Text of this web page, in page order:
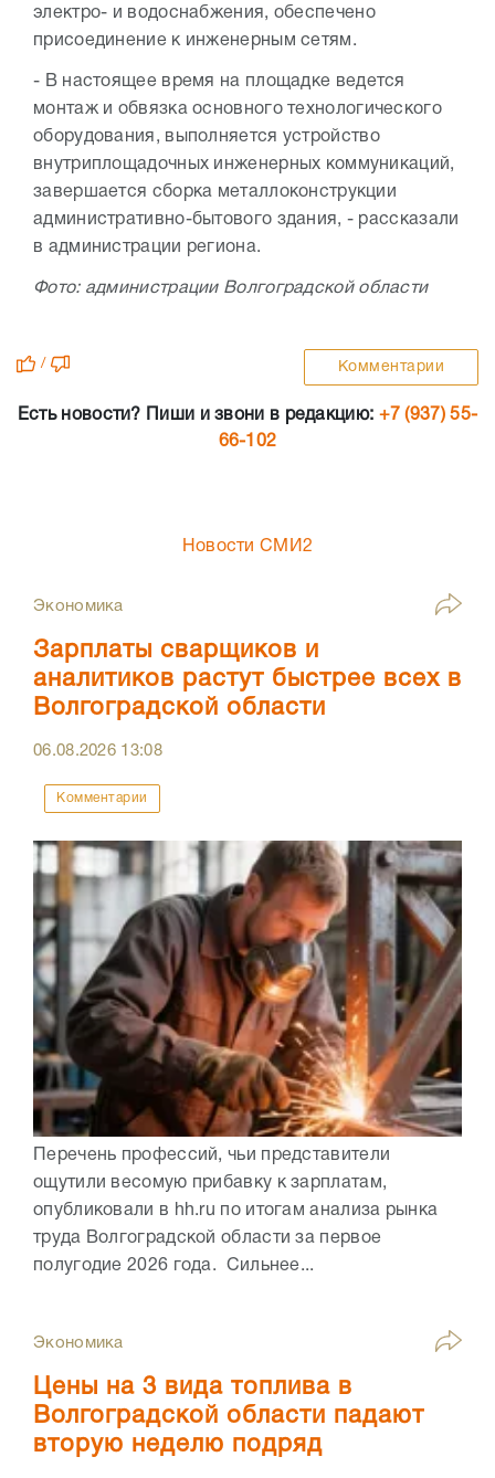
электро- и водоснабжения, обеспечено
присоединение к инженерным сетям.
- В настоящее время на площадке ведется
монтаж и обвязка основного технологического
оборудования, выполняется устройство
внутриплощадочных инженерных коммуникаций,
завершается сборка металлоконструкции
административно-бытового здания, - рассказали
в администрации региона.
Фото: администрации Волгоградской области
/ Комментарии
Есть новости? Пиши и звони в редакцию: +7 (937) 55-
66-102
Новости СМИ2
Экономика
Зарплаты сварщиков и
аналитиков растут быстрее всех в
Волгоградской области
06.08.2026 13:08
Комментарии
Перечень профессий, чьи представители
ощутили весомую прибавку к зарплатам,
опубликовали в hh.ru по итогам анализа рынка
труда Волгоградской области за первое
полугодие 2026 года. Сильнее...
Экономика
Цены на 3 вида топлива в
Волгоградской области падают
вторую неделю подряд